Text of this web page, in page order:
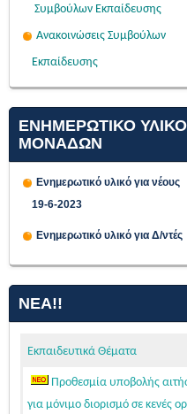
Συμβούλων Εκπαίδευσης
Ανακοινώσεις Συμβούλων
Εκπαίδευσης
ΕΝΗΜΕΡΩΤΙΚΟ
ΜΟΝΑΔΩΝ
Ενημερωτικό υλικό για
19-6-2023
Ενημερωτικό υλικό για
ΝΈΑ!!
Εκπαιδευτικά Θέματα
Προθεσμία υποβολής
για μόνιμο διορισμό σε κενές